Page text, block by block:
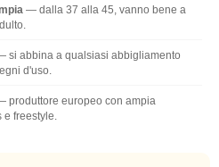
— dalla 37 alla 45, vanno bene a
si abbina a qualsiasi abbigliamento
d'uso.
produttore europeo con ampia
freestyle.